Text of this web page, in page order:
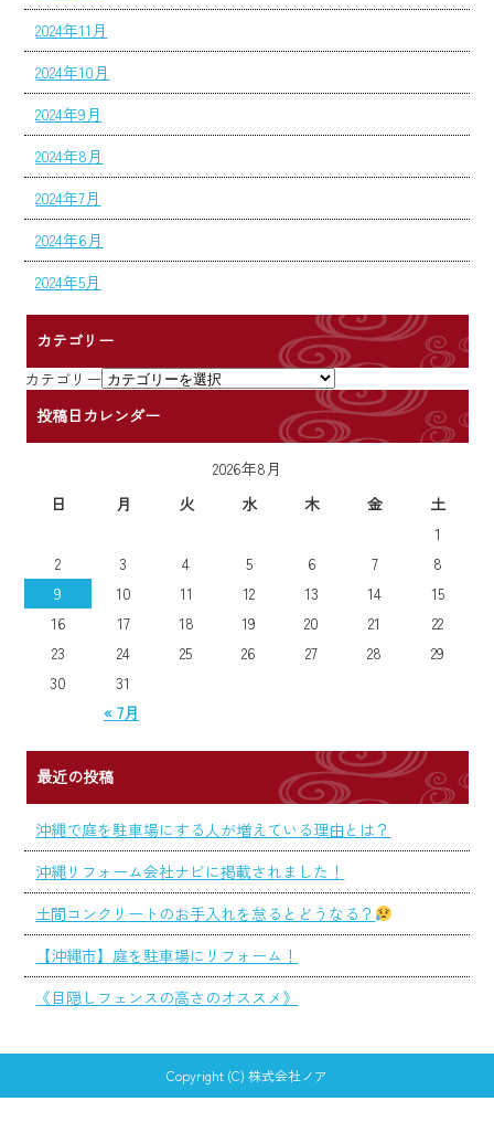
2024年11月
2024年10月
2024年9月
2024年8月
2024年7月
2024年6月
2024年5月
カテゴリー
カテゴリー
投稿日カレンダー
2026年8月
日
月 火 水 木 金 土
« 7月
1
2
3 4 5 6 7
8
9
10 11 12 13 14
15
16
17 18 19 20 21
22
23
24 25 26 27 28
29
30
31
最近の投稿
沖縄で庭を駐車場にする人が増えている理由とは？
沖縄リフォーム会社ナビに掲載されました！
土間コンクリートのお手入れを怠るとどうなる？
【沖縄市】庭を駐車場にリフォーム！
《目隠しフェンスの高さのオススメ》
Copyright (C) 株式会社ノア